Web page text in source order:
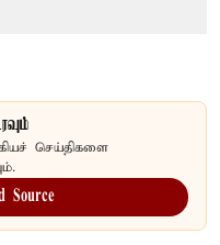
செய்திகளை
Source